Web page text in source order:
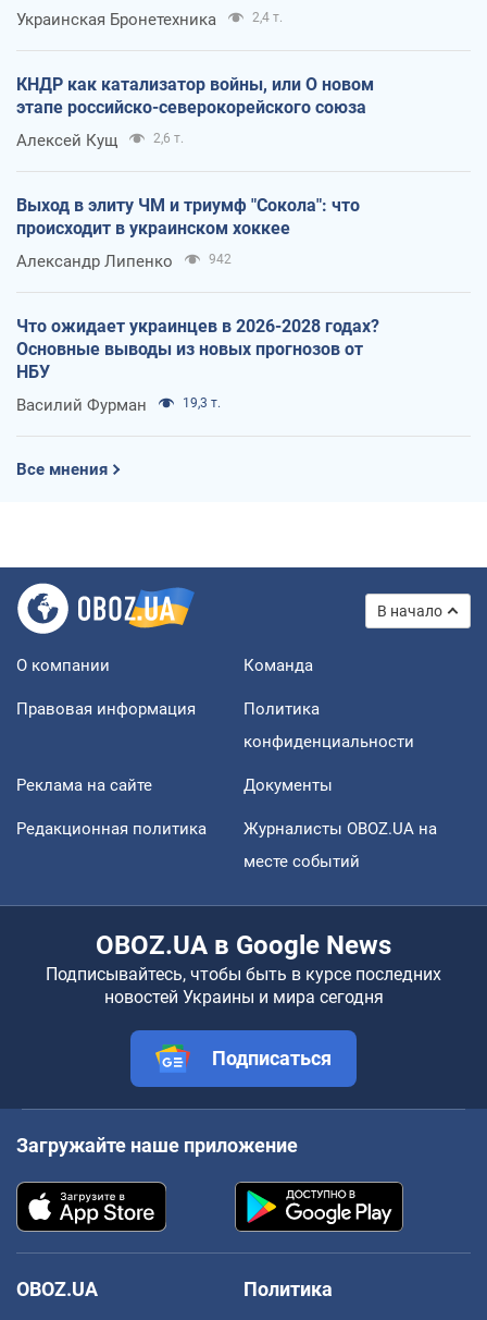
Украинская Бронетехника 2,4 т.
КНДР как катализатор войны, или О новом
этапе российско-северокорейского союза
Алексей Кущ 2,6 т.
Выход в элиту ЧМ и триумф "Сокола": что
происходит в украинском хоккее
Александр Липенко 942
Что ожидает украинцев в 2026-2028 годах?
Основные выводы из новых прогнозов от
НБУ
Василий Фурман 19,3 т.
Все мнения
В начало
О компании Команда
Правовая информация
Политика
конфиденциальности
Реклама на сайте Документы
Редакционная политика
Журналисты OBOZ.UA на
месте событий
OBOZ.UA в Google News
Подписывайтесь, чтобы быть в курсе последних
новостей Украины и мира сегодня
Подписаться
Загружайте наше приложение
OBOZ.UA
Политика